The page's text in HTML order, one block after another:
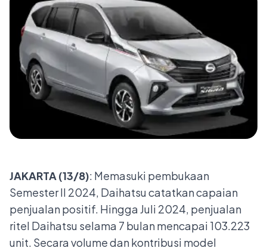
JAKARTA (13/8): Memasuki pembukaan
Semester II 2024, Daihatsu catatkan capaian
penjualan positif. Hingga Juli 2024, penjualan
ritel Daihatsu selama 7 bulan mencapai 103.223
unit. Secara volume dan kontribusi model